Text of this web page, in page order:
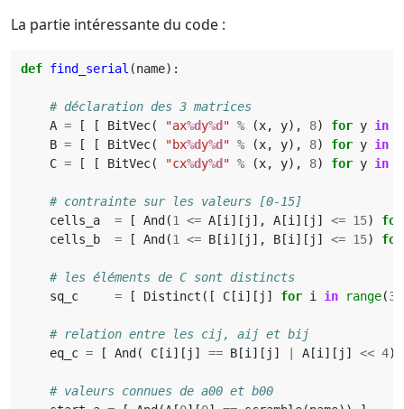
La partie intéressante du code :
def find_serial (name):
# déclaration des 3 matrices
A = [ [ BitVec( "ax%dy%d " % (x, y), 8) for y in
B = [ [ BitVec( "bx%dy%d " % (x, y), 8) for y in
C = [ [ BitVec( "cx%dy%d " % (x, y), 8) for y in
# contrainte sur les valeurs [0-15]
cells_a
= [ And (1 <= A [i][ j ], A [i][ j ] <= 15)
for
cells_b
= [ And (1 <= B [i][ j ], B [i][ j ] <= 15) for
# les éléments de C sont distincts
sq_c
= [ Distinct ([ C [i][ j ] for i in range(3
# relation entre les cij, aij et bij
eq_c = [ And ( C [i][ j ] == B [i][ j ] A [i][ j ] << 4)
# valeurs connues de a00 et b00